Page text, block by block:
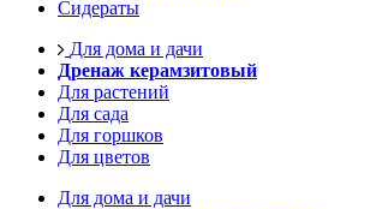
Сидераты
Для дома и дачи
Дренаж керамзитовый
Для растений
Для сада
Для горшков
Для цветов
Для дома и дачи